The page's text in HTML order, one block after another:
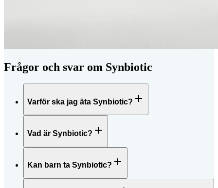
Frågor och svar om Synbiotic
Varför ska jag äta Synbiotic?
Vad är Synbiotic?
Kan barn ta Synbiotic?